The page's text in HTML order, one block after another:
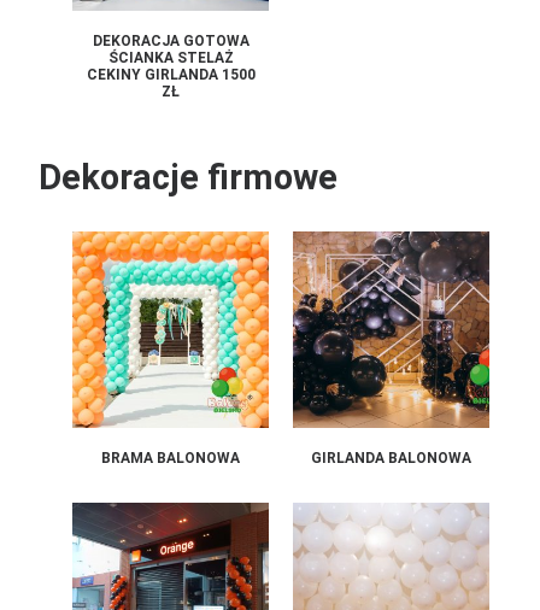
DEKORACJA GOTOWA
ŚCIANKA STELAŻ
CEKINY GIRLANDA 1500
ZŁ
Dekoracje firmowe
BRAMA BALONOWA GIRLANDA BALONOWA